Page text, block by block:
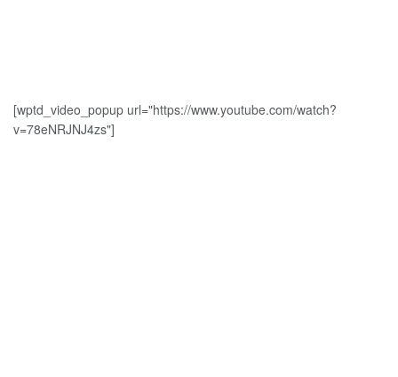
[wptd_video_popup url="https://www.youtube.com/watch?
v=78eNRJNJ4zs"]